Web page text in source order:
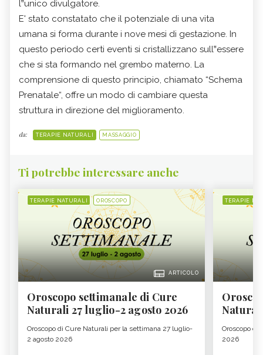
l‟unico divulgatore.
E' stato constatato che il potenziale di una vita
umana si forma durante i nove mesi di gestazione. In
questo periodo certi eventi si cristallizzano sull‟essere
che si sta formando nel grembo materno. La
comprensione di questo principio, chiamato “Schema
Prenatale“, offre un modo di cambiare questa
struttura in direzione del miglioramento.
da: TERAPIE NATURALI MASSAGGIO
Ti potrebbe interessare anche
TERAPIE NATURALI OROSCOPO
ARTICOLO
Oroscopo settimanale di Cure
Naturali 27 luglio-2 agosto 2026
Oroscopo di Cure Naturali per la settimana 27 luglio-
2 agosto 2026
TERAPIE
Oroscopo di
2026